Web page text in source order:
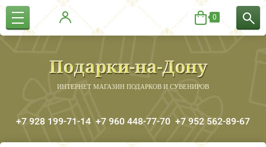
0
ИНТЕРНЕТ МАГАЗИН ПОДАРКОВ И СУВЕНИРОВ
+7 928 199-71-14 +7 960 448-77-70 +7 952 562-89-67